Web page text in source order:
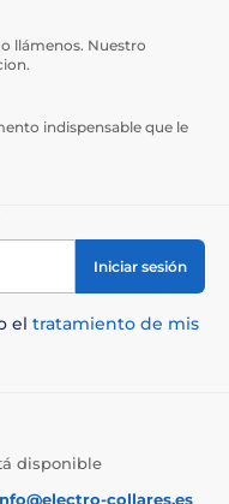
accionando
un solo toque,
el cable
enreda.
cambiar sin
categorías
pasear
llámenos. Nuestro
indispensable que le
Iniciar sesión
el tratamiento de mis
disponible
collares.es